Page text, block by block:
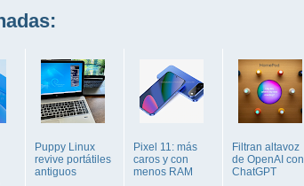
Puppy Linux
revive portátiles
antiguos
Pixel 11: más
caros y con
menos RAM
Filtran altavoz
de OpenAI con
ChatGPT